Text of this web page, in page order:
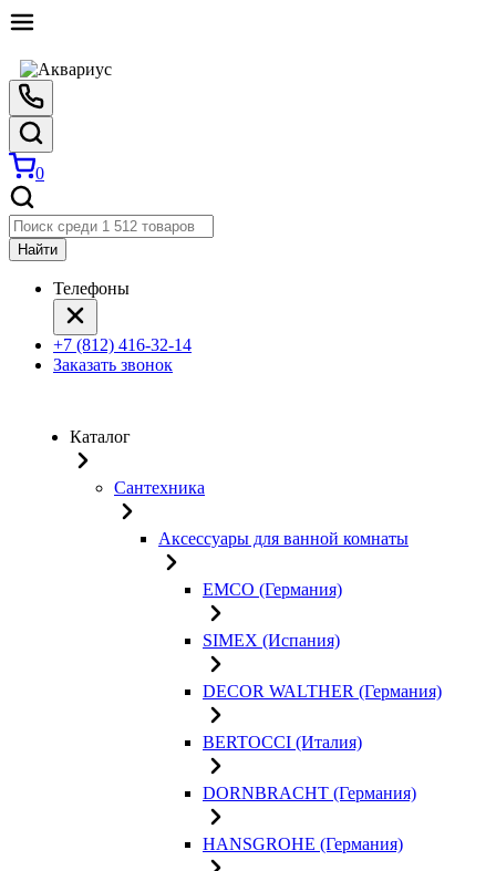
0
Найти
Телефоны
+7 (812) 416-32-14
Заказать звонок
Каталог
Сантехника
Аксессуары для ванной комнаты
EMCO (Германия)
SIMEX (Испания)
DECOR WALTHER (Германия)
BERTOCCI (Италия)
DORNBRACHT (Германия)
HANSGROHE (Германия)